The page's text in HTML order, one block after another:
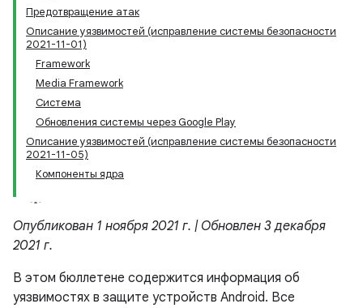
Предотвращение атак
Описание уязвимостей (исправление системы безопасности
2021-11-01)
Framework
Media Framework
Система
Обновления системы через Google Play
Описание уязвимостей (исправление системы безопасности
2021-11-05)
Компоненты ядра
Опубликован 1 ноября 2021 г. | Обновлен 3 декабря
2021 г.
В этом бюллетене содержится информация об
уязвимостях в защите устройств Android. Все